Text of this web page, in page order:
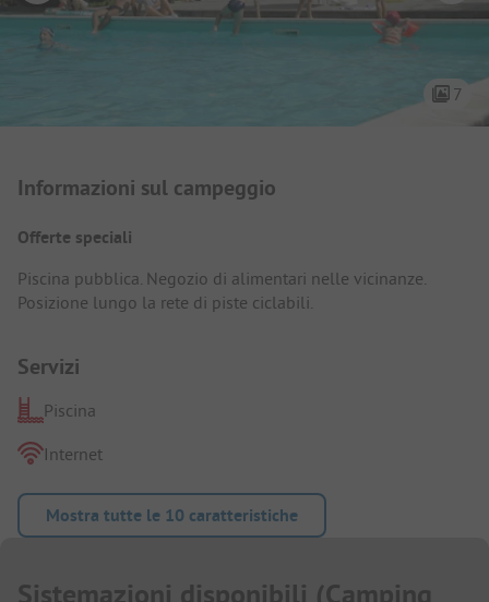
7
Informazioni sul campeggio
Offerte speciali
Piscina pubblica. Negozio di alimentari nelle vicinanze.
Posizione lungo la rete di piste ciclabili.
Servizi
Piscina
Internet
Mostra tutte le 10 caratteristiche
Sistemazioni disponibili (Camping